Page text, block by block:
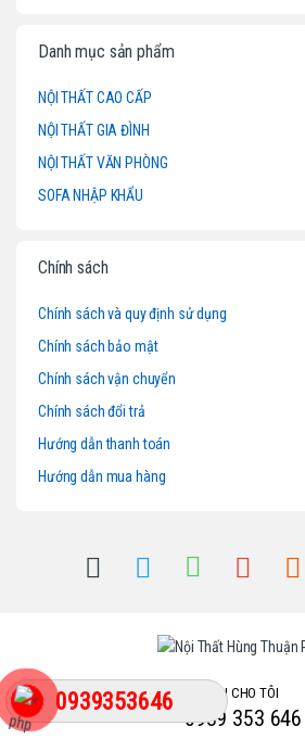
0939353646
Danh mục sản phẩm
NỘI THẤT CAO CẤP
NỘI THẤT GIA ĐÌNH
NỘI THẤT VĂN PHÒNG
SOFA NHẬP KHẨU
Chính sách
Chính sách và quy định sử dụng
Chính sách bảo mật
Chính sách vận chuyển
Chính sách đổi trả
Hướng dẫn thanh toán
Hướng dẫn mua hàng
GỌI CHO TÔI
0939 353 646